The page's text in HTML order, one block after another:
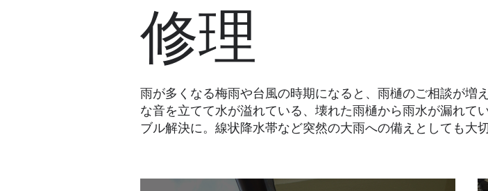
修理
雨が多くなる梅雨や台風の時期になると、雨樋のご相談が増
な音を立てて水が溢れている、壊れた雨樋から雨水が漏れて
ブル解決に。線状降水帯など突然の大雨への備えとしても大切